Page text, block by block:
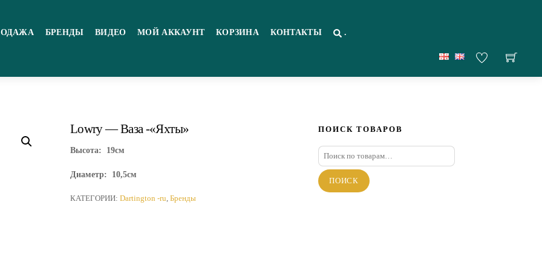
БРЕНДЫ ВИДЕО МОЙ АККАУНТ КОРЗИНА КОНТАКТЫ .
Lowry — Ваза -«Яхты»
Высота: 19см
Диаметр: 10,5см
КАТЕГОРИИ: Dartington -ru, Бренды
ПОИСК ТОВАРОВ
Искать:
ПОИСК